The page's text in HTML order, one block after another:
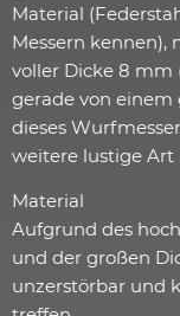
Material
Messern kennen),
voller Dicke 8 mm
gerade von einem
dieses
weitere lustige Art
Material
Aufgrund des
und der großen
unzerstörbar und